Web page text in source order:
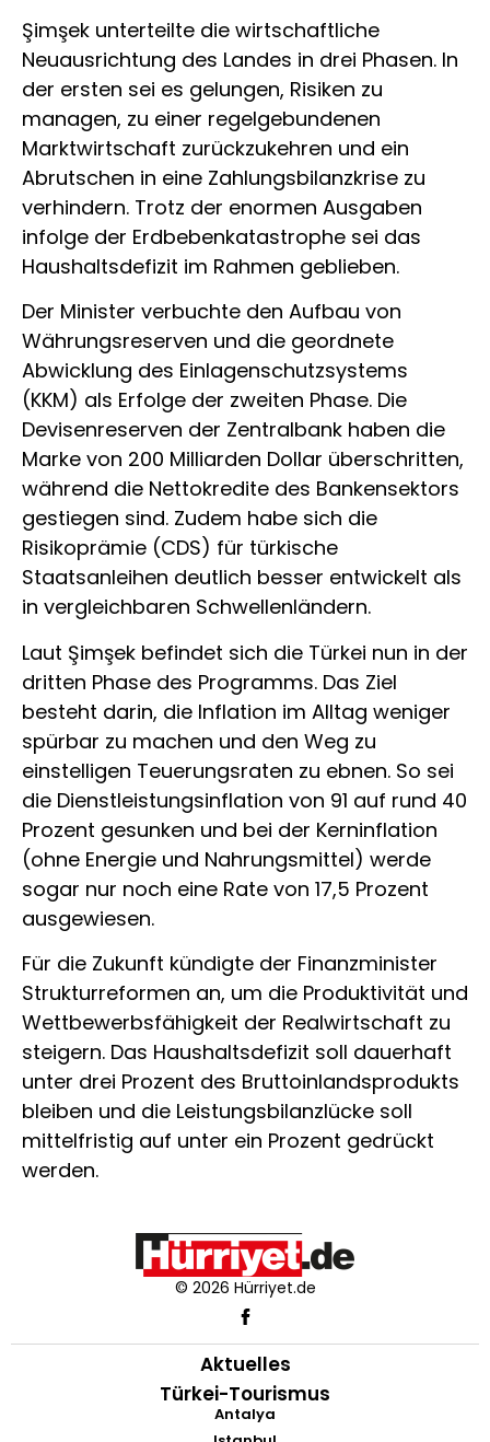
Şimşek unterteilte die wirtschaftliche
Neuausrichtung des Landes in drei Phasen. In
der ersten sei es gelungen, Risiken zu
managen, zu einer regelgebundenen
Marktwirtschaft zurückzukehren und ein
Abrutschen in eine Zahlungsbilanzkrise zu
verhindern. Trotz der enormen Ausgaben
infolge der Erdbebenkatastrophe sei das
Haushaltsdefizit im Rahmen geblieben.
Der Minister verbuchte den Aufbau von
Währungsreserven und die geordnete
Abwicklung des Einlagenschutzsystems
(KKM) als Erfolge der zweiten Phase. Die
Devisenreserven der Zentralbank haben die
Marke von 200 Milliarden Dollar überschritten,
während die Nettokredite des Bankensektors
gestiegen sind. Zudem habe sich die
Risikoprämie (CDS) für türkische
Staatsanleihen deutlich besser entwickelt als
in vergleichbaren Schwellenländern.
Laut Şimşek befindet sich die Türkei nun in der
dritten Phase des Programms. Das Ziel
besteht darin, die Inflation im Alltag weniger
spürbar zu machen und den Weg zu
einstelligen Teuerungsraten zu ebnen. So sei
die Dienstleistungsinflation von 91 auf rund 40
Prozent gesunken und bei der Kerninflation
(ohne Energie und Nahrungsmittel) werde
sogar nur noch eine Rate von 17,5 Prozent
ausgewiesen.
Für die Zukunft kündigte der Finanzminister
Strukturreformen an, um die Produktivität und
Wettbewerbsfähigkeit der Realwirtschaft zu
steigern. Das Haushaltsdefizit soll dauerhaft
unter drei Prozent des Bruttoinlandsprodukts
bleiben und die Leistungsbilanzlücke soll
mittelfristig auf unter ein Prozent gedrückt
werden.
© 2026 Hürriyet.de
Aktuelles
Türkei-Tourismus
Antalya